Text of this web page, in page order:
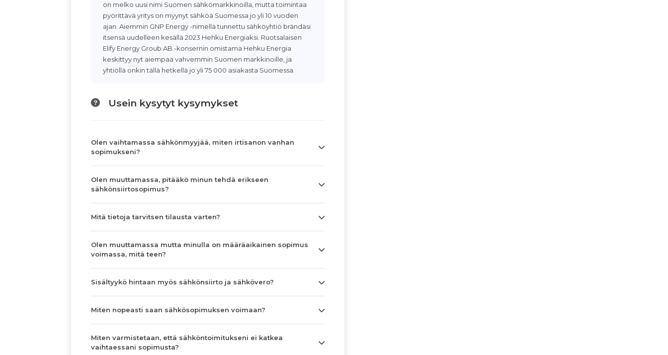
on melko uusi nimi Suomen sähkömarkkinoilla, mutta toimintaa
pyörittävä yritys on myynyt sähköä Suomessa jo yli 10 vuoden
ajan. Aiemmin GNP Energy -nimellä tunnettu sähköyhtiö brändäsi
itsensä uudelleen kesällä 2023 Hehku Energiaksi. Ruotsalaisen
Elify Energy Groub AB -konsernin omistama Hehku Energia
keskittyy nyt aiempaa vahvemmin Suomen markkinoille, ja
yhtiöllä onkin tällä hetkellä jo yli 75 000 asiakasta Suomessa.
Usein kysytyt kysymykset
Olen vaihtamassa sähkönmyyjää, miten irtisanon vanhan
sopimukseni?
Olen muuttamassa, pitääkö minun tehdä erikseen
sähkönsiirtosopimus?
Mitä tietoja tarvitsen tilausta varten?
Olen muuttamassa mutta minulla on määräaikainen sopimus
voimassa, mitä teen?
Sisältyykö hintaan myös sähkönsiirto ja sähkövero?
Miten nopeasti saan sähkösopimuksen voimaan?
Miten varmistetaan, että sähköntoimitukseni ei katkea
vaihtaessani sopimusta?